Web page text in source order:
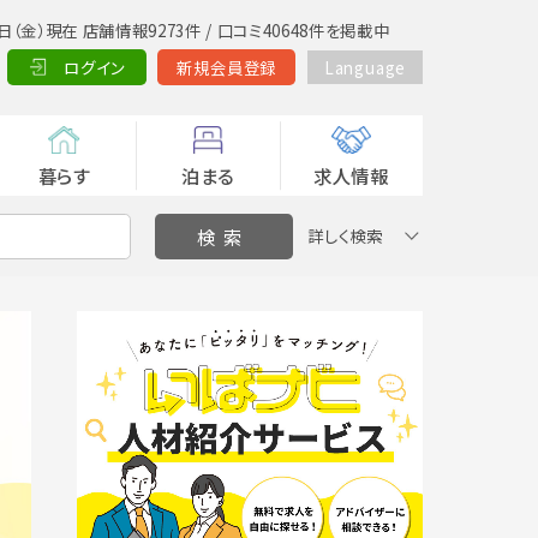
（金）現在 店舗情報9273件 / 口コミ40648件を掲載中
ログイン
新規会員登録 Language
暮らす 泊まる 求人情報
詳しく検索